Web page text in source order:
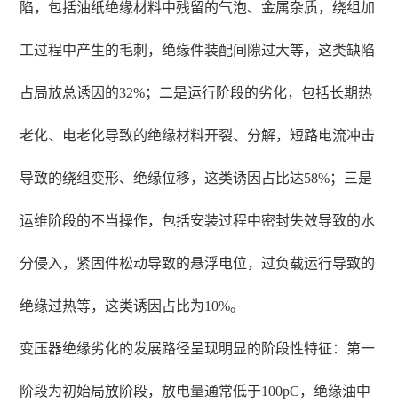
陷，包括油纸绝缘材料中残留的气泡、金属杂质，绕组加
工过程中产生的毛刺，绝缘件装配间隙过大等，这类缺陷
占局放总诱因的32%；二是运行阶段的劣化，包括长期热
老化、电老化导致的绝缘材料开裂、分解，短路电流冲击
导致的绕组变形、绝缘位移，这类诱因占比达58%；三是
运维阶段的不当操作，包括安装过程中密封失效导致的水
分侵入，紧固件松动导致的悬浮电位，过负载运行导致的
绝缘过热等，这类诱因占比为10%。
变压器绝缘劣化的发展路径呈现明显的阶段性特征：第一
阶段为初始局放阶段，放电量通常低于100pC，绝缘油中